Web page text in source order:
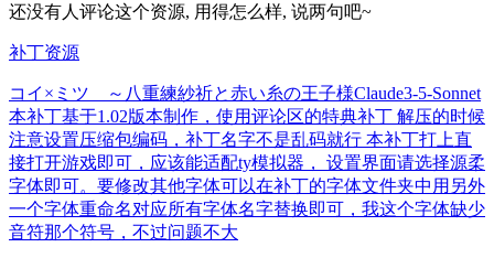
还没有人评论这个资源, 用得怎么样, 说两句吧~
补丁资源
コイ×ミツ ～八重練紗祈と赤い糸の王子様Claude3-5-Sonnet
本补丁基于1.02版本制作，使用评论区的特典补丁 解压的时候
注意设置压缩包编码，补丁名字不是乱码就行 本补丁打上直
接打开游戏即可，应该能适配ty模拟器， 设置界面请选择源柔
字体即可。要修改其他字体可以在补丁的字体文件夹中用另外
一个字体重命名对应所有字体名字替换即可，我这个字体缺少
音符那个符号，不过问题不大